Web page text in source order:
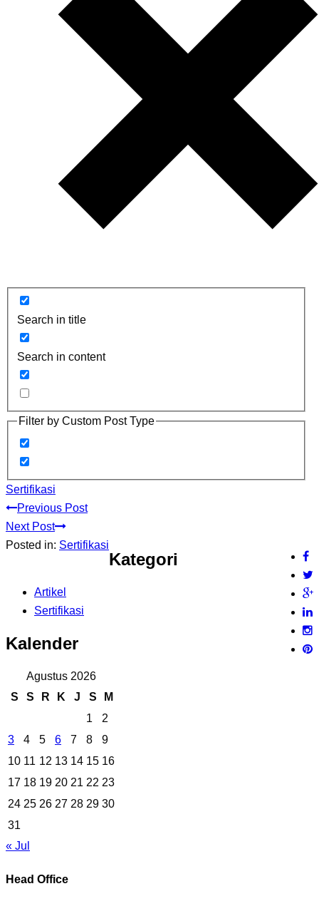
Search in title
Search in content
Filter by Custom Post Type
Sertifikasi
Previous Post
Next Post
Posted in: Sertifikasi
Kategori
Artikel
Sertifikasi
Kalender
Agustus 2026
S
S R K J S
M
1
2
3
4 5 6 7 8
9
10 11 12 13 14 15 16
17 18 19 20 21 22 23
24 25 26 27 28 29 30
31
« Jul
Head Office